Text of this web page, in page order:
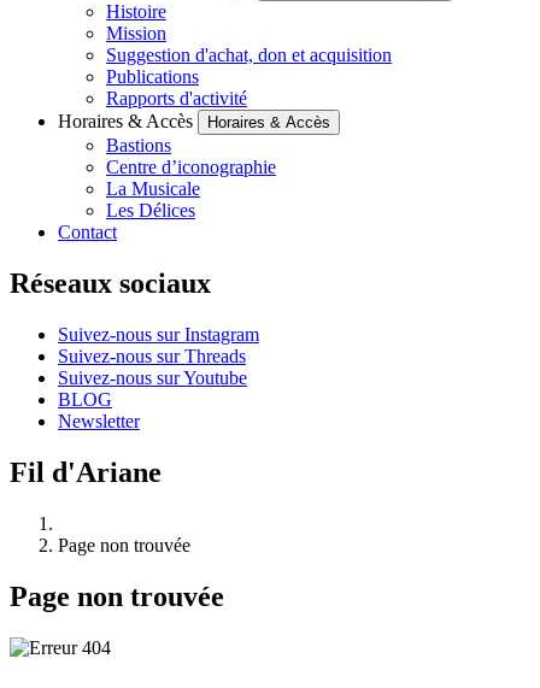
Histoire
Mission
Suggestion d'achat, don et acquisition
Publications
Rapports d'activité
Horaires & Accès
Horaires & Accès
Bastions
Centre d’iconographie
La Musicale
Les Délices
Contact
Réseaux sociaux
Suivez-nous sur Instagram
Suivez-nous sur Threads
Suivez-nous sur Youtube
BLOG
Newsletter
Fil d'Ariane
Page non trouvée
Page non trouvée